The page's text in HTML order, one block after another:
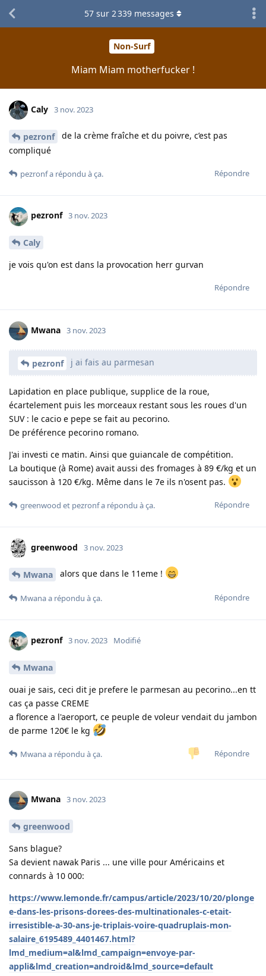
Non-Surf
Miam Miam motherfucker !
57 sur 2 339 messages
Caly 3 nov. 2023
pezronf
de la crème fraîche et du poivre, c’est pas
compliqué
Répondre
pezronfa répondu à ça.
pezronf 3 nov. 2023
Caly
je vois qu'on est dans la provocation herr gurvan
Répondre
Mwana 3 nov. 2023
pezronf j ai fais au parmesan
Lapidation en place publique, supplice de la roue,
écartelement puis les morceaux restant sous les roues d'un
SUV : le cacio e pepe se fait au pecorino.
De préférence pecorino romano.
J'ai investi ce matin. Ainsi que guiancale de compétition.
La boutique (à Rome) avait aussi des fromages à 89 €/kg et un
saucisson à 120 €/kg. Même dans le 7e ils n'osent pas.
Répondre
greenwood et pezronfa répondu à ça.
greenwood 3 nov. 2023
Mwana alors que dans le 11eme !
Répondre
Mwanaa répondu à ça.
pezronf 3 nov. 2023 Modifié
Mwana
ouai je sais, ceci dit je prefere le parmesan au pecorino...en tt
cas ça passe CREME
a florence a l'aeroport, ce peuple de voleur vendait du jambon
de parme 120€ le kg
Répondre
Mwanaa répondu à ça.
Mwana 3 nov. 2023
greenwood
Sans blague?
Sa devient nawak Paris ... une ville pour Américains et
connards à 10 000:
https://www.lemonde.fr/campus/article/2023/10/20/plonge
e-dans-les-prisons-dorees-des-multinationales-c-etait-
irresistible-a-30-ans-je-triplais-voire-quadruplais-mon-
salaire_6195489_4401467.html?
lmd_medium=al&lmd_campaign=envoye-par-
appli&lmd_creation=android&lmd_source=default